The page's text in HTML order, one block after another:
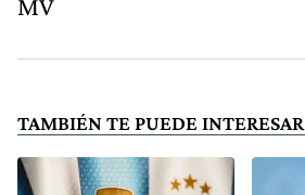
TAMBIÉN TE PUEDE INTERESAR